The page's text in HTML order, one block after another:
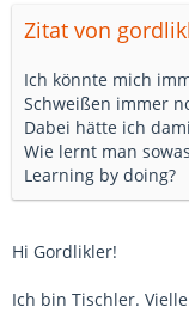
Zitat von
Ich könnte mich
Schweißen immer
Dabei hätte ich
Wie lernt man
Learning by doing?
Hi Gordlikler!
Ich bin Tischler.